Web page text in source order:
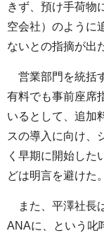
きず、預け手荷物
空会社）のように
ないとの指摘が出
営業部門を統括
有料でも事前座席
いるとして、追加
スの導入に向け、
く早期に開始した
どは明言を避けた。
また、平澤社長
ANAに、という叱